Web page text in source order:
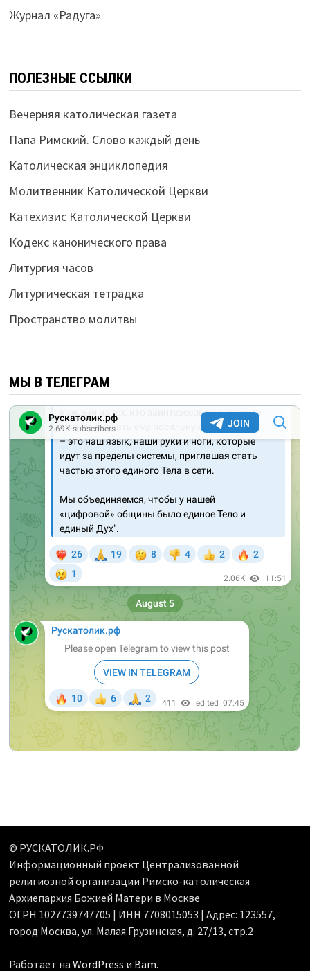
Журнал «Радуга»
ПОЛЕЗНЫЕ ССЫЛКИ
Вечерняя католическая газета
Папа Римский. Слово каждый день
Католическая энциклопедия
Молитвенник Католической Церкви
Катехизис Католической Церкви
Кодекс канонического права
Литургия часов
Литургическая тетрадка
Пространство молитвы
МЫ В ТЕЛЕГРАМ
© РУСКАТОЛИК.РФ
Информационный проект Централизованной
религиозной организации Римско-католическая
Архиепархия Божией Матери в Москве
ОГРН 1027739747705 | ИНН 7708015053 | Адрес: 123557,
город Москва, ул. Малая Грузинская, д. 27/13, стр.2
Работает наWordPress и Bam.